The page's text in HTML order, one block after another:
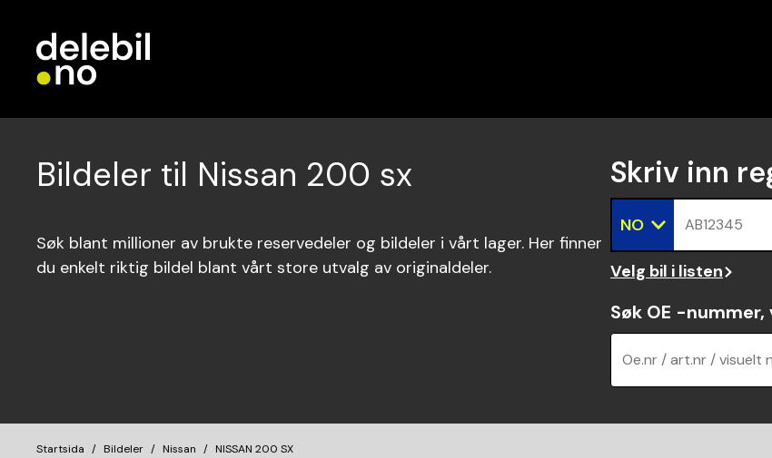
Bildeler til Nissan 200 sx
Søk blant millioner av brukte reservedeler og bildeler i vårt lager. Her finner
du enkelt riktig bildel blant vårt store utvalg av originaldeler.
Skriv inn
NO AB12345
Velg bil i listen
Søk OE -
Oe.nr / art.nr / visuelt
Startsida Bildeler Nissan NISSAN 200 SX